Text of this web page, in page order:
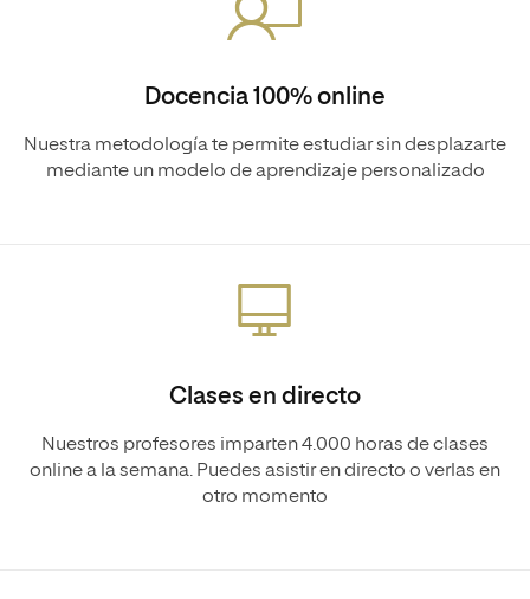
Docencia 100% online
Nuestra metodología te permite estudiar sin desplazarte
mediante un modelo de aprendizaje personalizado
Clases en directo
Nuestros profesores imparten 4.000 horas de clases
online a la semana. Puedes asistir en directo o verlas en
otro momento